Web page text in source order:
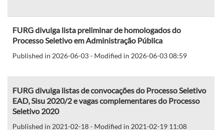
FURG divulga lista preliminar de homologados do
Processo Seletivo em Administração Pública
Published in 2026-06-03 - Modified in 2026-06-03 08:59
FURG divulga listas de convocações do Processo Seletivo
EAD, Sisu 2020/2 e vagas complementares do Processo
Seletivo 2020
Published in 2021-02-18 - Modified in 2021-02-19 11:08